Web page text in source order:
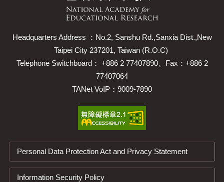
Headquarters Address ：No.2, Sanshu Rd.,Sanxia Dist.,New
Taipei City 237201, Taiwan (R.O.C)
Telephone Switchboard： +886 2 77407890、Fax：+886 2
77407064
TANet VoIP：9009-7890
Personal Data Protection Act and Privacy Statement
Information Security Policy